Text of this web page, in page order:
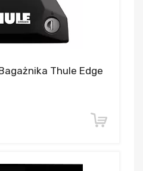
Thule Edge